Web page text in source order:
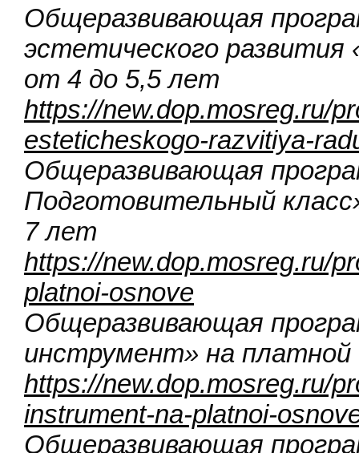
Общеразвивающая
эстетического развития
от 4 до 5,5 лет
https://new.dop.mosreg.ru/
esteticheskogo-razvitiya-
Общеразвивающая
Подготовительный
7 лет
https://new.dop.mosreg.ru/
platnoi-osnove
Общеразвивающая
инструмент» на
https://new.dop.mosreg.ru/
instrument-na-platnoi-
Общеразвивающая